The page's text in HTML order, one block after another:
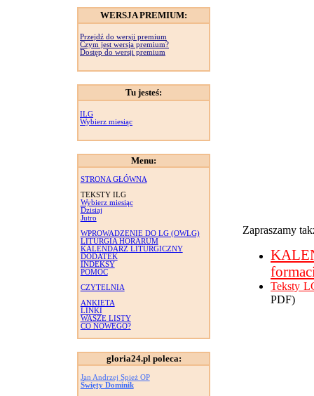
WERSJA PREMIUM:
Przejdź do wersji premium
Czym jest wersja premium?
Dostęp do wersji premium
Tu jesteś:
ILG
Wybierz miesiąc
Menu:
STRONA GŁÓWNA
TEKSTY ILG
Wybierz miesiąc
Dzisiaj
Jutro
WPROWADZENIE DO LG (OWLG)
LITURGIA HORARUM
KALENDARZ LITURGICZNY
DODATEK
INDEKSY
POMOC
CZYTELNIA
ANKIETA
LINKI
WASZE LISTY
CO NOWEGO?
gloria24.pl poleca:
Jan Andrzej Spież OP
Święty Dominik
Zapraszamy
Teksty
PDF)